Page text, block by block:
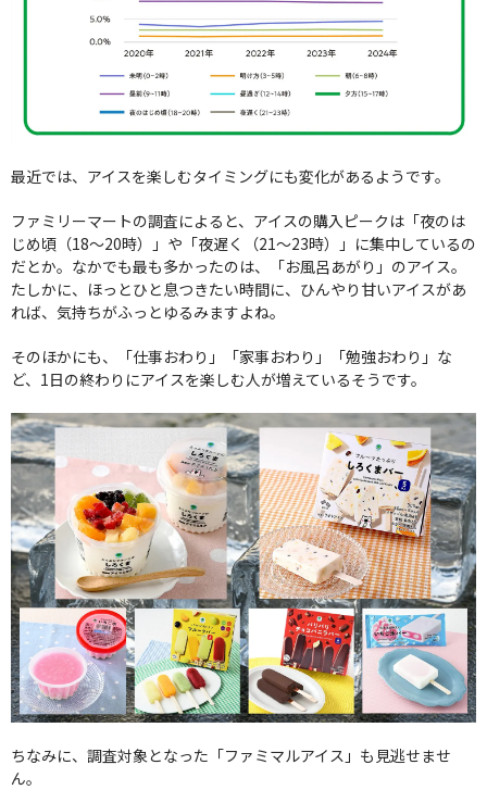
最近では、アイスを楽しむタイミングにも変化があるようです。
ファミリーマートの調査によると、アイスの購入ピークは「夜のは
じめ頃（18〜20時）」や「夜遅く（21〜23時）」に集中しているの
だとか。なかでも最も多かったのは、「お風呂あがり」のアイス。
たしかに、ほっとひと息つきたい時間に、ひんやり甘いアイスがあ
れば、気持ちがふっとゆるみますよね。
そのほかにも、「仕事おわり」「家事おわり」「勉強おわり」な
ど、1日の終わりにアイスを楽しむ人が増えているそうです。
ちなみに、調査対象となった「ファミマルアイス」も見逃せませ
ん。